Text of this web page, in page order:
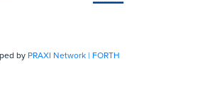
by PRAXI Network | FORTH